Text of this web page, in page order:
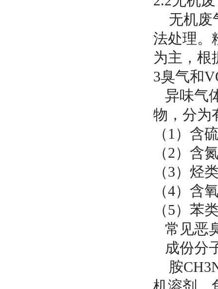
无机废
法处理。
为主，根
3臭气和
异味气
物，分为
（1）含
（2）含
（3）烃
（4）含
（5）苯
常见恶
成份分
胺